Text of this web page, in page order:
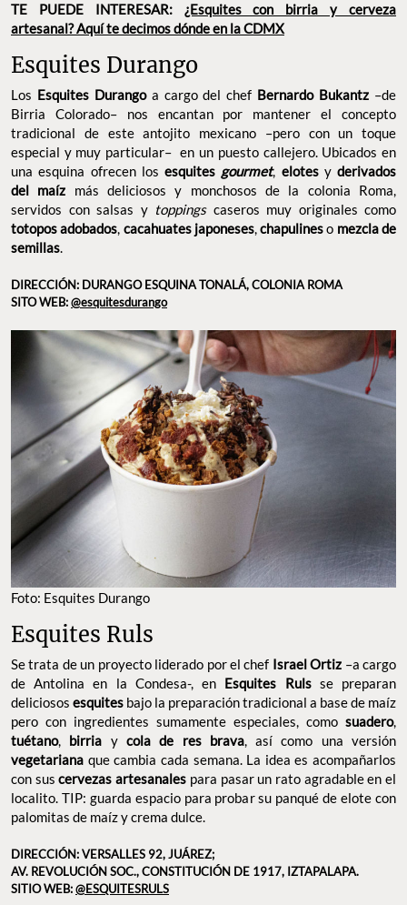
TE PUEDE INTERESAR: ¿Esquites con birria y cerveza
artesanal? Aquí te decimos dónde en la CDMX
Esquites Durango
Los Esquites Durangoa cargo del chef Bernardo Bukantz –de
Birria Colorado– nos encantan por mantener el concepto
tradicional de este antojito mexicano –pero con un toque
especial y muy particular– en un puesto callejero. Ubicados en
una esquina ofrecen los esquites gourmet, elotes y derivados
del maíz más deliciosos y monchosos de la colonia Roma,
servidos con salsas ytoppings caseros muy originales como
totoposadobados, cacahuates japoneses,chapulineso mezcla de
semillas.
DIRECCIÓN: DURANGO ESQUINA TONALÁ, COLONIA ROMA
SITO WEB:@esquitesdurango
Foto: Esquites Durango
Esquites Ruls
Se trata de un proyecto liderado por el chef Israel Ortiz –a cargo
de Antolina en la Condesa-, en Esquites Rulsse preparan
deliciosos esquites bajo la preparación tradicional a base de maíz
pero con ingredientes sumamente especiales, como suadero,
tuétano, birria y cola de res brava, así como una versión
vegetariana que cambia cada semana. La idea es acompañarlos
con suscervezas artesanales para pasar un rato agradable en el
localito. TIP: guarda espacio para probar su panqué de elote con
palomitas de maíz y crema dulce.
DIRECCIÓN: VERSALLES 92, JUÁREZ;
AV. REVOLUCIÓN SOC., CONSTITUCIÓN DE 1917, IZTAPALAPA.
SITIO WEB:@ESQUITESRULS